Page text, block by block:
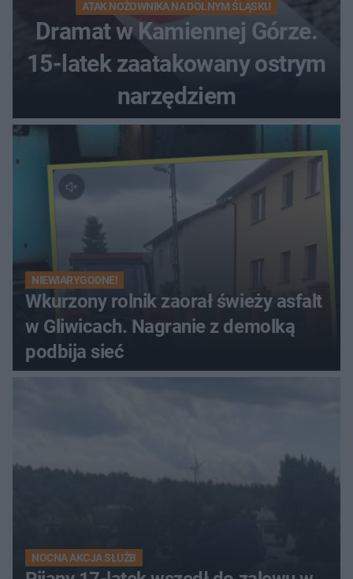
ATAK NOŻOWNIKA NA DOLNYM ŚLĄSKU
Dramat w Kamiennej Górze.
15-latek zaatakowany ostrym
narzędziem
NIEWIARYGODNE!
Wkurzony rolnik zaorał świeży asfalt
w Gliwicach. Nagranie z demolką
podbija sieć
NOCNA AKCJA SŁUŻB